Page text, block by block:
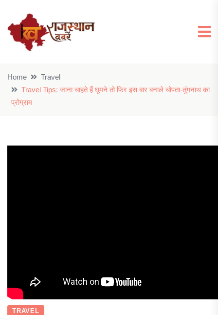
Home
Travel
Travel Tips: जाना चाहते हैं घूमने तो फिर इस बार बनाले चोपता-तुंगनाथ का
प्रोग्राम
TRAVEL